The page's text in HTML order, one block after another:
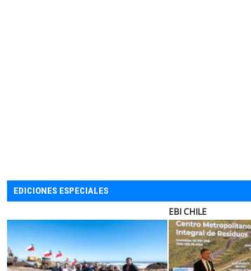
EDICIONES ESPECIALES
EBI CHILE